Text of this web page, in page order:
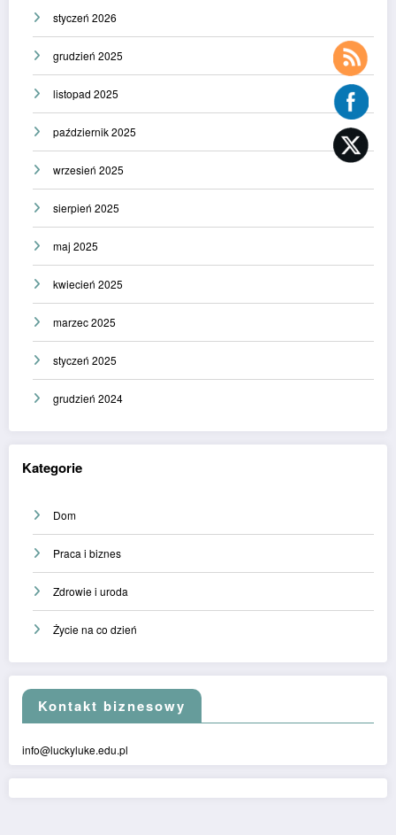
styczeń 2026
grudzień 2025
listopad 2025
październik 2025
wrzesień 2025
sierpień 2025
maj 2025
kwiecień 2025
marzec 2025
styczeń 2025
grudzień 2024
Kategorie
Dom
Praca i biznes
Zdrowie i uroda
Życie na co dzień
Kontakt biznesowy
info@luckyluke.edu.pl